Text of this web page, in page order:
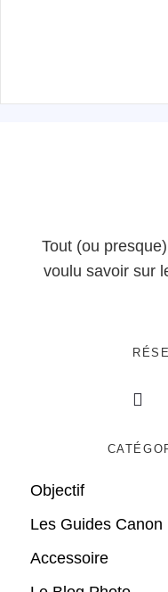
Tout (ou
voulu savoir sur
Objectif
Les Guides Canon
Accessoire